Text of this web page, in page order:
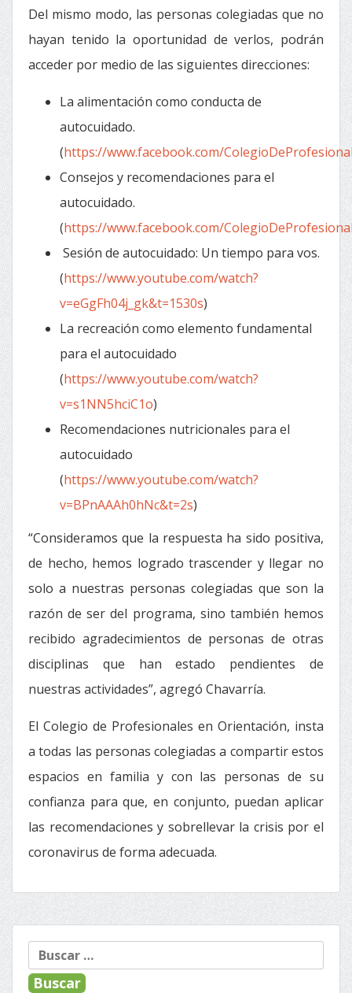
Del mismo modo, las personas colegiadas que no
hayan tenido la oportunidad de verlos, podrán
acceder por medio de las siguientes direcciones:
La alimentación como conducta de
autocuidado.
(https://www.facebook.com/
Consejos y recomendaciones para el
autocuidado.
(https://www.facebook.com/
Sesión de autocuidado: Un tiempo para vos.
(https://www.youtube.com/watch?
v=eGgFh04j_gk&t=1530s)
La recreación como elemento fundamental
para el autocuidado
(https://www.youtube.com/watch?
v=s1NN5hciC1o)
Recomendaciones nutricionales para el
autocuidado
(https://www.youtube.com/watch?
v=BPnAAAh0hNc&t=2s)
“Consideramos que la respuesta ha sido positiva,
de hecho, hemos logrado trascender y llegar no
solo a nuestras personas colegiadas que son la
razón de ser del programa, sino también hemos
recibido agradecimientos de personas de otras
disciplinas que han estado pendientes de
nuestras actividades”, agregó Chavarría.
El Colegio de Profesionales en Orientación, insta
a todas las personas colegiadas a compartir estos
espacios en familia y con las personas de su
confianza para que, en conjunto, puedan aplicar
las recomendaciones y sobrellevar la crisis por el
coronavirus de forma adecuada.
Buscar: